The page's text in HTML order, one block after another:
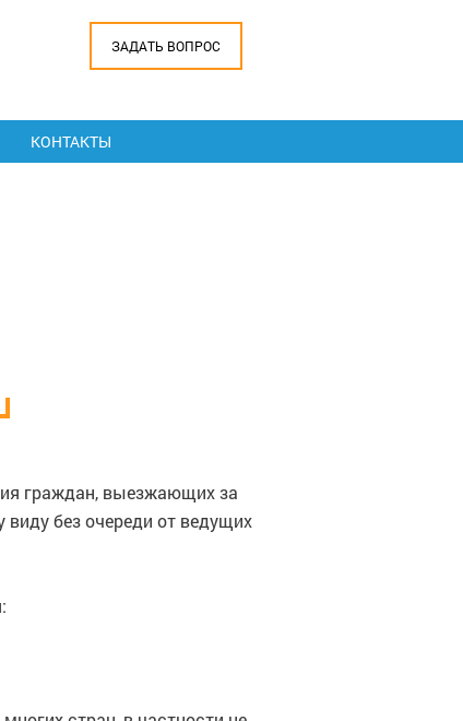
ЗАДАТЬ ВОПРОС
КОНТАКТЫ
граждан, выезжающих за
без очереди от ведущих